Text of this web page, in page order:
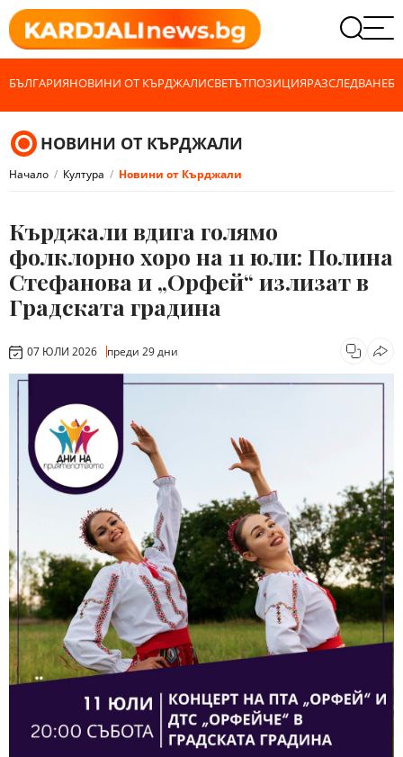
БЪЛГАРИЯНОВИНИ ОТ КЪРДЖАЛИСВЕТЪТПОЗИЦИЯРАЗСЛЕДВАНЕ
НОВИНИ ОТ КЪРДЖАЛИ
Начало Култура Новини от Кърджали
Кърджали вдига голямо
фолклорно хоро на 11 юли: Полина
Стефанова и „Орфей“ излизат в
Градската градина
07 ЮЛИ 2026 преди 29 дни